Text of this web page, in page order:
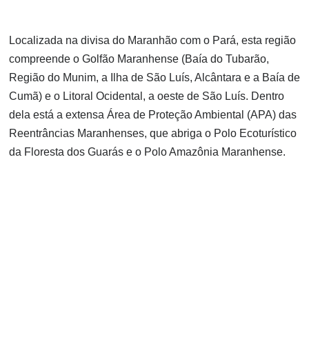
Localizada na divisa do Maranhão com o Pará, esta região
compreende o Golfão Maranhense (Baía do Tubarão,
Região do Munim, a Ilha de São Luís, Alcântara e a Baía de
Cumã) e o Litoral Ocidental, a oeste de São Luís. Dentro
dela está a extensa Área de Proteção Ambiental (APA) das
Reentrâncias Maranhenses, que abriga o Polo Ecoturístico
da Floresta dos Guarás e o Polo Amazônia Maranhense.